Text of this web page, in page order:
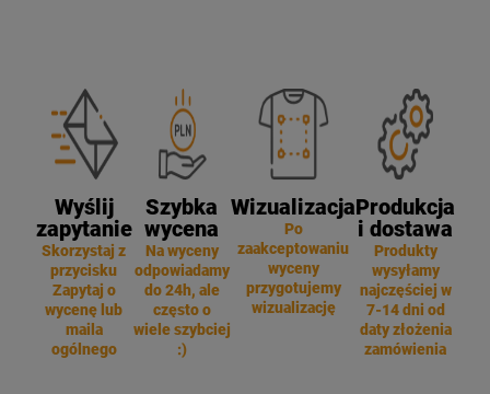
Wyślij
zapytanie
Skorzystaj z
przycisku
Zapytaj o
wycenę lub
maila
ogólnego
Szybka
wycena
Na wyceny
odpowiadamy
do 24h, ale
często o
wiele szybciej
:)
Wizualizacja
Po
zaakceptowaniu
wyceny
przygotujemy
wizualizację
Produkcja
i dostawa
Produkty
wysyłamy
najczęściej w
7-14 dni od
daty złożenia
zamówienia